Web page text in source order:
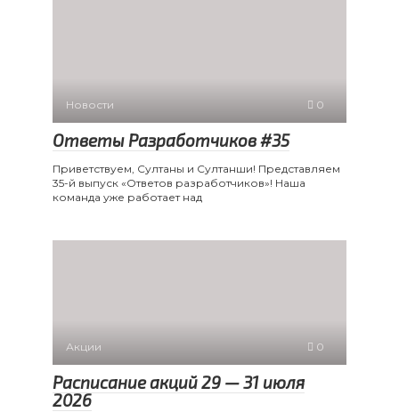
Новости 0
Ответы Разработчиков #35
Приветствуем, Султаны и Султанши! Представляем
35-й выпуск «Ответов разработчиков»! Наша
команда уже работает над
Акции 0
Расписание акций 29 — 31 июля
2026